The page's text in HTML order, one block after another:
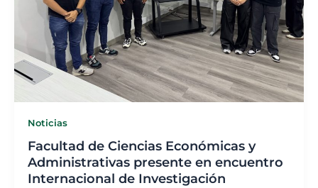
Noticias
Facultad de Ciencias Económicas y
Administrativas presente en encuentro
Internacional de Investigación